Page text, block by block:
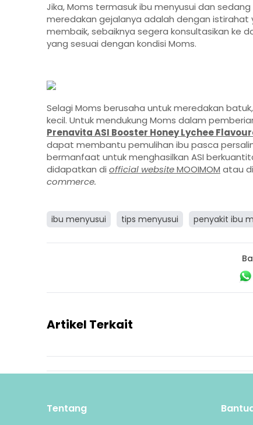
Jika, Moms termasuk ibu menyusui dan
meredakan gejalanya adalah dengan istirahat
membaik, sebaiknya segera konsultasikan
yang sesuai dengan kondisi Moms.
Selagi Moms berusaha untuk meredakan
kecil. Untuk mendukung Moms dalam
Prenavita ASI Booster Honey Lychee
dapat membantu pemulihan ibu pasca
bermanfaat untuk menghasilkan ASI
didapatkan di official websiteMOOIMOM atau di
commerce.
ibu menyusui tips menyusui penyakit ibu
Artikel Terkait
Tentang